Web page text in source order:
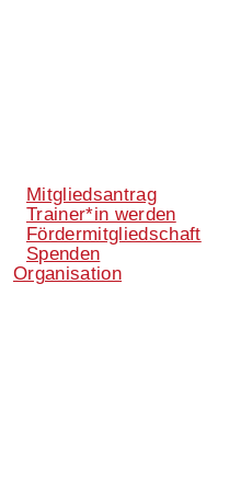
Mitgliedsantrag
Trainer*in werden
Fördermitgliedschaft
Spenden
Organisation